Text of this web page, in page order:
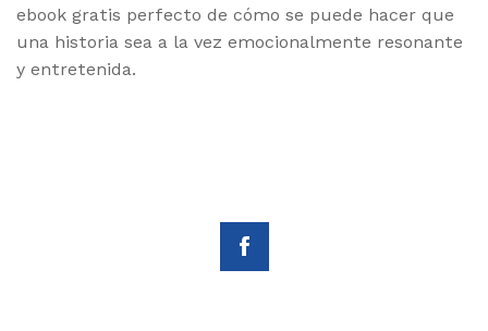
ebook gratis perfecto de cómo se puede hacer que
una historia sea a la vez emocionalmente resonante
y entretenida.